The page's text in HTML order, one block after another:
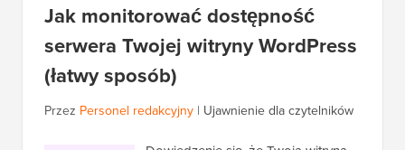
Jak monitorować dostępność
serwera Twojej witryny WordPress
(łatwy sposób)
Przez Personel redakcyjny | Ujawnienie dla czytelników